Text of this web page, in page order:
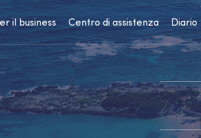
il business Centro di assistenza Diario